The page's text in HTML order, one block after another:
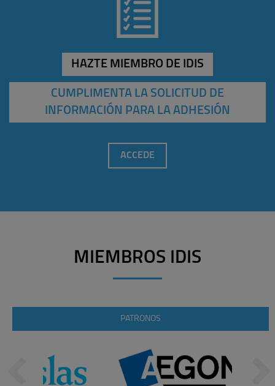
HAZTE MIEMBRO DE IDIS
CUMPLIMENTA LA SOLICITUD DE
INFORMACIÓN PARA LA ADHESIÓN
ACCEDE
MIEMBROS IDIS
PATRONOS